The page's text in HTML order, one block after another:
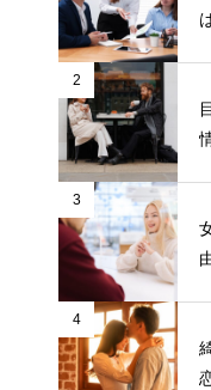
2
3
4